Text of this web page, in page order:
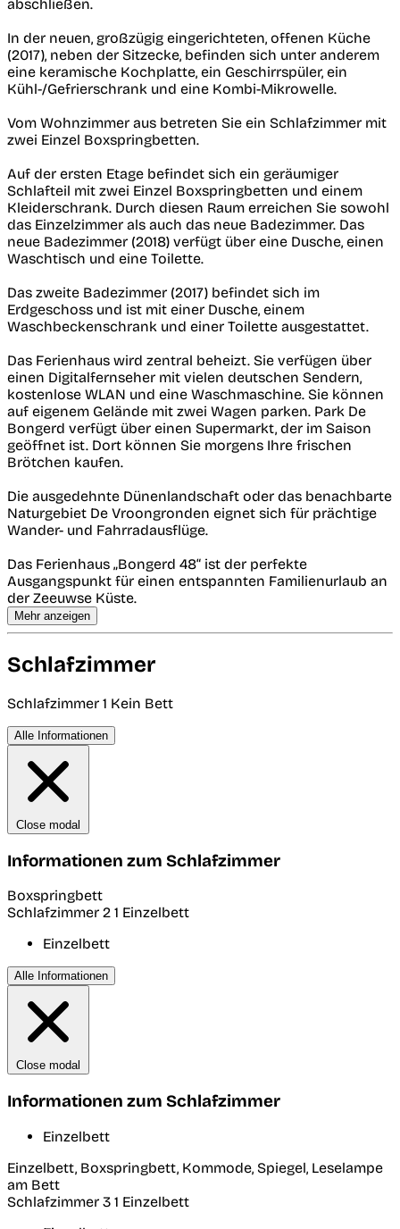
abschließen.
In der neuen, großzügig eingerichteten, offenen Küche
(2017), neben der Sitzecke, befinden sich unter anderem
eine keramische Kochplatte, ein Geschirrspüler, ein
Kühl-/Gefrierschrank und eine Kombi-Mikrowelle.
Vom Wohnzimmer aus betreten Sie ein Schlafzimmer mit
zwei Einzel Boxspringbetten.
Auf der ersten Etage befindet sich ein geräumiger
Schlafteil mit zwei Einzel Boxspringbetten und einem
Kleiderschrank. Durch diesen Raum erreichen Sie sowohl
das Einzelzimmer als auch das neue Badezimmer. Das
neue Badezimmer (2018) verfügt über eine Dusche, einen
Waschtisch und eine Toilette.
Das zweite Badezimmer (2017) befindet sich im
Erdgeschoss und ist mit einer Dusche, einem
Waschbeckenschrank und einer Toilette ausgestattet.
Das Ferienhaus wird zentral beheizt. Sie verfügen über
einen Digitalfernseher mit vielen deutschen Sendern,
kostenlose WLAN und eine Waschmaschine. Sie können
auf eigenem Gelände mit zwei Wagen parken. Park De
Bongerd verfügt über einen Supermarkt, der im Saison
geöffnet ist. Dort können Sie morgens Ihre frischen
Brötchen kaufen.
Die ausgedehnte Dünenlandschaft oder das benachbarte
Naturgebiet De Vroongronden eignet sich für prächtige
Wander- und Fahrradausflüge.
Das Ferienhaus „Bongerd 48“ ist der perfekte
Ausgangspunkt für einen entspannten Familienurlaub an
der Zeeuwse Küste.
Mehr anzeigen
Schlafzimmer
Schlafzimmer 1 Kein Bett
Alle Informationen
Close modal
Informationen zum Schlafzimmer
Boxspringbett
Schlafzimmer 2 1 Einzelbett
Einzelbett
Alle Informationen
Close modal
Informationen zum Schlafzimmer
Einzelbett
Einzelbett, Boxspringbett, Kommode, Spiegel, Leselampe
am Bett
Schlafzimmer 3 1 Einzelbett